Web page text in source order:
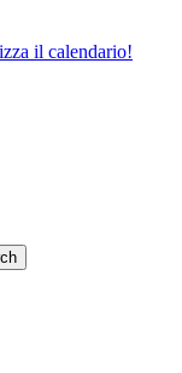
il calendario!